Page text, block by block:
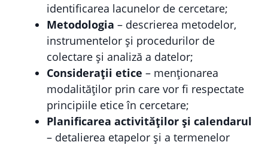
identificarea lacunelor de cercetare;
Metodologia – descrierea metodelor,
instrumentelor și procedurilor de
colectare și analiză a datelor;
Considerații etice – menționarea
modalităților prin care vor fi respectate
principiile etice în cercetare;
Planificarea activităților și calendarul
– detalierea etapelor și a termenelor